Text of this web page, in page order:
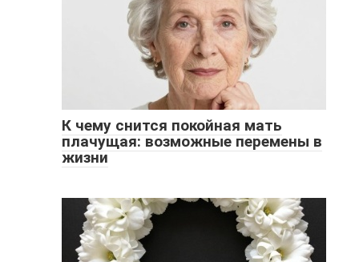
К чему снится покойная мать
плачущая: возможные перемены в
жизни